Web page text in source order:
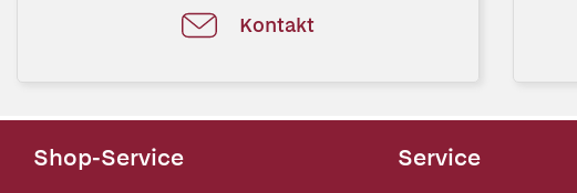
Kontakt
Shop-Service Service